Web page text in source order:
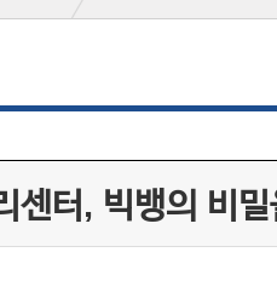
센터, 빅뱅의 비